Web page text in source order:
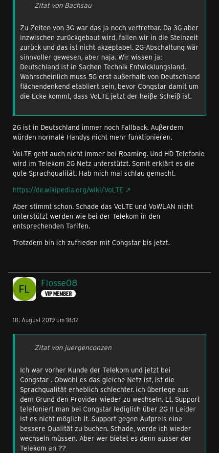
Zitat von Bachsau
Zu Zeiten von 3G war das ja noch vertretbar. Da 3G aber
inzwischen zurückgebaut wird, fallen wir in die Steinzeit
zurück und das ist nicht akzeptabel. 2G-Abschaltung wär
sinnvoller gewesen, aber naja. Wir wissen ja:
Deutschland ist in Sachen Technik Entwicklungsland.
Wahrscheinlich muss 5G erst außerhalb von Deutschland
flächendenkend etabliert sein, bevor Congstar damit um
die Ecke kommt, dass VoLTE jetzt der heiße Scheiß ist.
2G ist in Deutschland immer noch Fallback. Außerdem
würden normale Handys nicht mehr funktionieren.
VoLTE geht auch nicht immer bei Roaming. Und HD Telefonie
wird im Telekom 2G Netz unterstützt. Somit erklärt es die
gute Sprachqualität. Hab mich mal schlau gemacht.
https://de.wikipedia.org/wiki/VoLTE
Aber stimmt schon. Schade das VoLTE und VoWLAN nicht
unterstützt werden wie bei der Telekom in den
entsprechenden Tarifen.
Trotzdem bin ich zufrieden mit Congstar bis jetzt.
Flosse08
VIP MEMBER
18. August 2019 um 18:12
Zitat von juergenconzen
Ich war vorher Kunde der Telekom und jetzt bei
Congstar . Obwohl es das gleiche Netz ist, ist die
Sprachqualität erheblich schlechter. ich überlege aus
dem Grund den Provider wieder zu wechseln. Lt. Support
telefoniert man bei Congstar lediglich über 2G !! Leider
ist es nicht möglich lt. Support gegen Aufpreis eine
bessere Qualität zu buchen. Schade, werde ich wieder
wechseln müssen. Aber wer bietet es denn ausser der
Telekom an ??